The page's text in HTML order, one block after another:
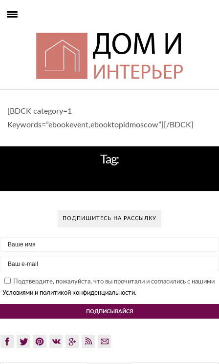
[BDCK category=1
Keywords=”ebookevent,ebooktopidmoscow”][/BDCK]
Tag:
ПОДПИШИТЕСЬ НА РАССЫЛКУ
Подтвердите, пожалуйста, что вы прочитали и согласились с нашими
Условиями и политикой конфиденциальности.